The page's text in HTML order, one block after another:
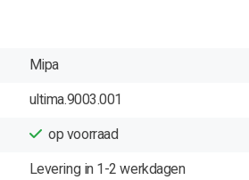
Mipa
ultima.9003.001
op voorraad
Levering in 1-2 werkdagen